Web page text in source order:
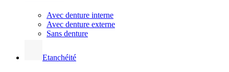
Avec denture interne
Avec denture externe
Sans denture
Etanchéité